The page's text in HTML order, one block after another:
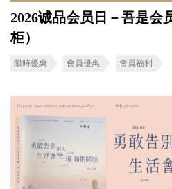
2026诚品会员日－吾是会
柜）
限時優惠 會員優惠 會員福利